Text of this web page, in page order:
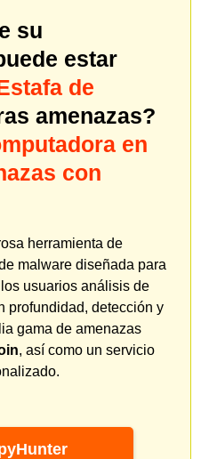
su
estar
de
amenazas?
en
con
herramienta de
malware diseñada para
usuarios análisis de
profundidad, detección y
gama de amenazas
, así como un servicio